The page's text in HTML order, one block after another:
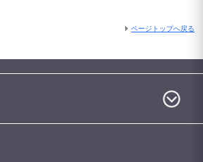
ページトップへ戻る